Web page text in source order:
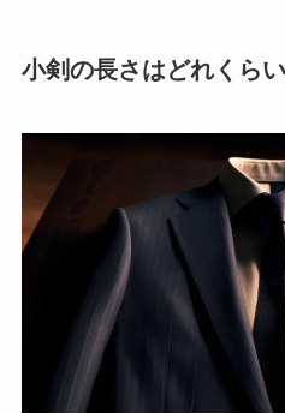
小剣の長さはどれくら